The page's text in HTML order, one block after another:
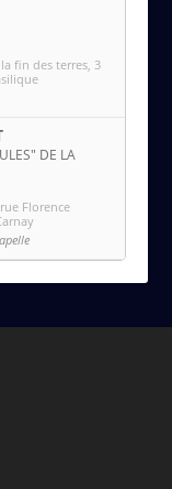
fin des terres, 3
DE LA
Florence